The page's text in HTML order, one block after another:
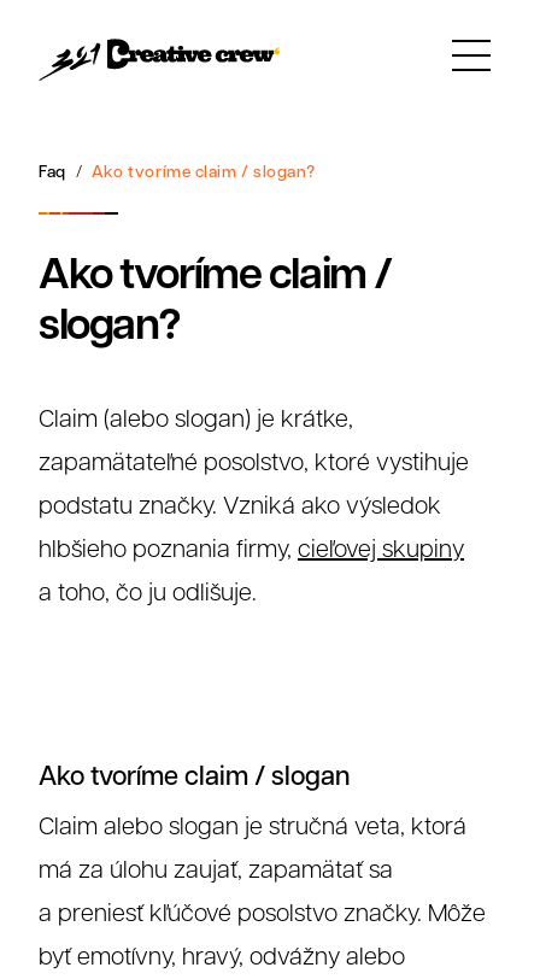
Faq Ako tvoríme claim / slogan?
Ako tvoríme claim /
slogan?
Claim (alebo slogan) je krátke,
zapamätateľné posolstvo, ktoré vystihuje
podstatu značky. Vzniká ako výsledok
hlbšieho poznania firmy, cieľovej skupiny
a toho, čo ju odlišuje.
Ako tvoríme claim / slogan
Claim alebo slogan je stručná veta, ktorá
má za úlohu zaujať, zapamätať sa
a preniesť kľúčové posolstvo značky. Môže
byť emotívny, hravý, odvážny alebo